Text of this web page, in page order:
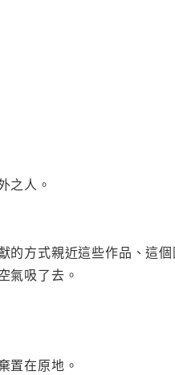
之人。
方式親近這些作品、這
氣吸了去。
置在原地。